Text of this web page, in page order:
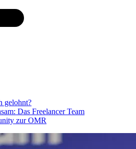
gelohnt?
Das Freelancer Team
zur OMR